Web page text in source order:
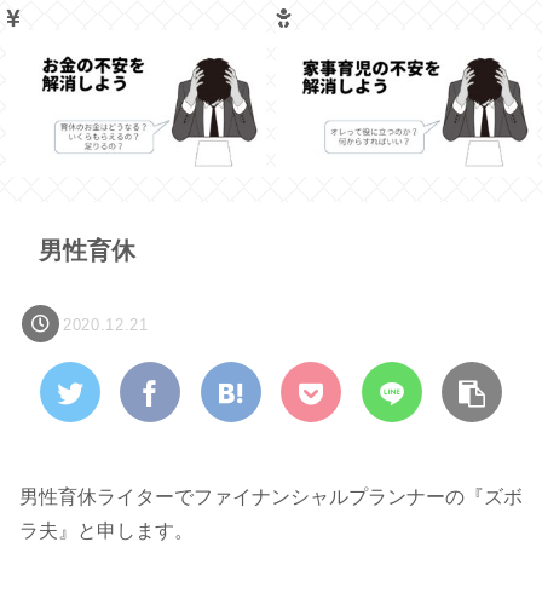
男性育休
2020.12.21
男性育休ライターでファイナンシャルプランナーの『ズボ
ラ夫』と申します。